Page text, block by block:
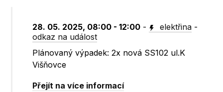
28. 05. 2025, 08:00 - 12:00 - elektřina -
odkaz na událost
Plánovaný výpadek: 2x nová SS102 ul.K
Višňovce
Přejít na více informací